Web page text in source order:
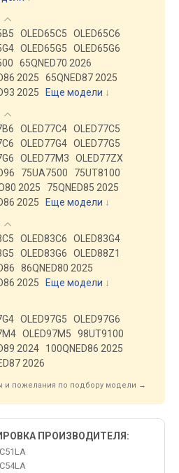
OLED65C5
OLED65C6
OLED65G5
OLED65G6
65QNED70 2026
2025
65QNED87 2025
2025
Еще модели ↓
OLED77C4 OLED77C5
OLED77G4 OLED77G5
OLED77M3
OLED77ZX
75UA7500
75UT8100
2025
75QNED85 2025
2025
Еще модели ↓
OLED83C6
OLED83G4
OLED83G6
OLED88Z1
86QNED80 2025
2025
Еще модели ↓
OLED97G5
OLED97G6
OLED97M5
98UT9100
2024
100QNED86 2025
2026
и пожелания по подбору модели →
ПРОИЗВОДИТЕЛЯ: